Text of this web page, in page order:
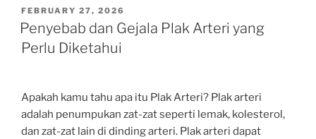
POSTED
ON
FEBRUARY 27, 2026
Penyebab dan Gejala Plak Arteri yang
Perlu Diketahui
Apakah kamu tahu apa itu Plak Arteri? Plak arteri
adalah penumpukan zat-zat seperti lemak, kolesterol,
dan zat-zat lain di dinding arteri. Plak arteri dapat